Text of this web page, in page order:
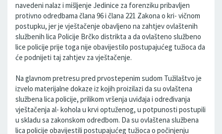
navedeni nalaz i mišljenje Jedinice za forenziku pribavljen
protivno odredbama člana 96 i člana 221 Zakona o kri- vičnom
postupku, jer je vještačenje obavljeno na zahtjev ovlaštenih
službenih lica Policije Brčko distrikta a da ovlašteno službeno
lice policije prije toga nije obavijestilo postupajućeg tužioca da
će podnijeti taj zahtjev za vještačenje.
Na glavnom pretresu pred prvostepenim sudom Tužilaštvo je
izvelo materijalne dokaze iz kojih proizilazi da su ovlaštena
službena lica policije, prilikom vršenja uviđaja i određivanja
vještačenja al- kohola u krvi optuženog, u potpunosti postupili
u skladu sa zakonskom odredbom. Da su ovlaštena službena
lica policije obavijestili postupajućeg tužioca o počinjenju